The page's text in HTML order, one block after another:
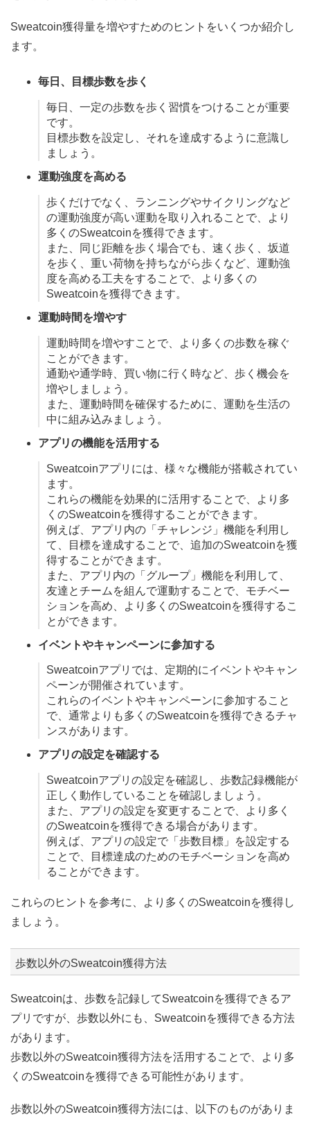
Sweatcoin獲得量を増やすためのヒントをいくつか紹介し
ます。
毎日、目標歩数を歩く
毎日、一定の歩数を歩く習慣をつけることが重要
です。
目標歩数を設定し、それを達成するように意識し
ましょう。
運動強度を高める
歩くだけでなく、ランニングやサイクリングなど
の運動強度が高い運動を取り入れることで、より
多くのSweatcoinを獲得できます。
また、同じ距離を歩く場合でも、速く歩く、坂道
を歩く、重い荷物を持ちながら歩くなど、運動強
度を高める工夫をすることで、より多くの
Sweatcoinを獲得できます。
運動時間を増やす
運動時間を増やすことで、より多くの歩数を稼ぐ
ことができます。
通勤や通学時、買い物に行く時など、歩く機会を
増やしましょう。
また、運動時間を確保するために、運動を生活の
中に組み込みましょう。
アプリの機能を活用する
Sweatcoinアプリには、様々な機能が搭載されてい
ます。
これらの機能を効果的に活用することで、より多
くのSweatcoinを獲得することができます。
例えば、アプリ内の「チャレンジ」機能を利用し
て、目標を達成することで、追加のSweatcoinを獲
得することができます。
また、アプリ内の「グループ」機能を利用して、
友達とチームを組んで運動することで、モチベー
ションを高め、より多くのSweatcoinを獲得するこ
とができます。
イベントやキャンペーンに参加する
Sweatcoinアプリでは、定期的にイベントやキャン
ペーンが開催されています。
これらのイベントやキャンペーンに参加すること
で、通常よりも多くのSweatcoinを獲得できるチャ
ンスがあります。
アプリの設定を確認する
Sweatcoinアプリの設定を確認し、歩数記録機能が
正しく動作していることを確認しましょう。
また、アプリの設定を変更することで、より多く
のSweatcoinを獲得できる場合があります。
例えば、アプリの設定で「歩数目標」を設定する
ことで、目標達成のためのモチベーションを高め
ることができます。
これらのヒントを参考に、より多くのSweatcoinを獲得し
ましょう。
歩数以外のSweatcoin獲得方法
Sweatcoinは、歩数を記録してSweatcoinを獲得できるア
プリですが、歩数以外にも、Sweatcoinを獲得できる方法
があります。
歩数以外のSweatcoin獲得方法を活用することで、より多
くのSweatcoinを獲得できる可能性があります。
歩数以外のSweatcoin獲得方法には、以下のものがありま